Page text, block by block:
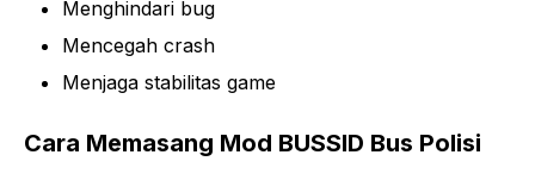
Menghindari bug
Mencegah crash
Menjaga stabilitas game
Cara Memasang Mod BUSSID Bus Polisi